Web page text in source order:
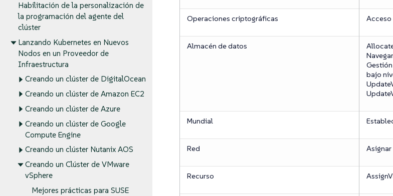
Habilitación de la personalización de
la programación del agente del
clúster
Lanzando Kubernetes en Nuevos
Nodos en un Proveedor de
Infraestructura
Creando un clúster de DigitalOcean
Creando un clúster de Amazon EC2
Creando un clúster de Azure
Creando un clúster de Google
Compute Engine
Creando un clúster Nutanix AOS
Creando un Clúster de VMware
vSphere
Mejores prácticas para SUSE
Operaciones criptográficas
Almacén de datos
Navegar
bajo
Mundial
Red Asignar
Recurso